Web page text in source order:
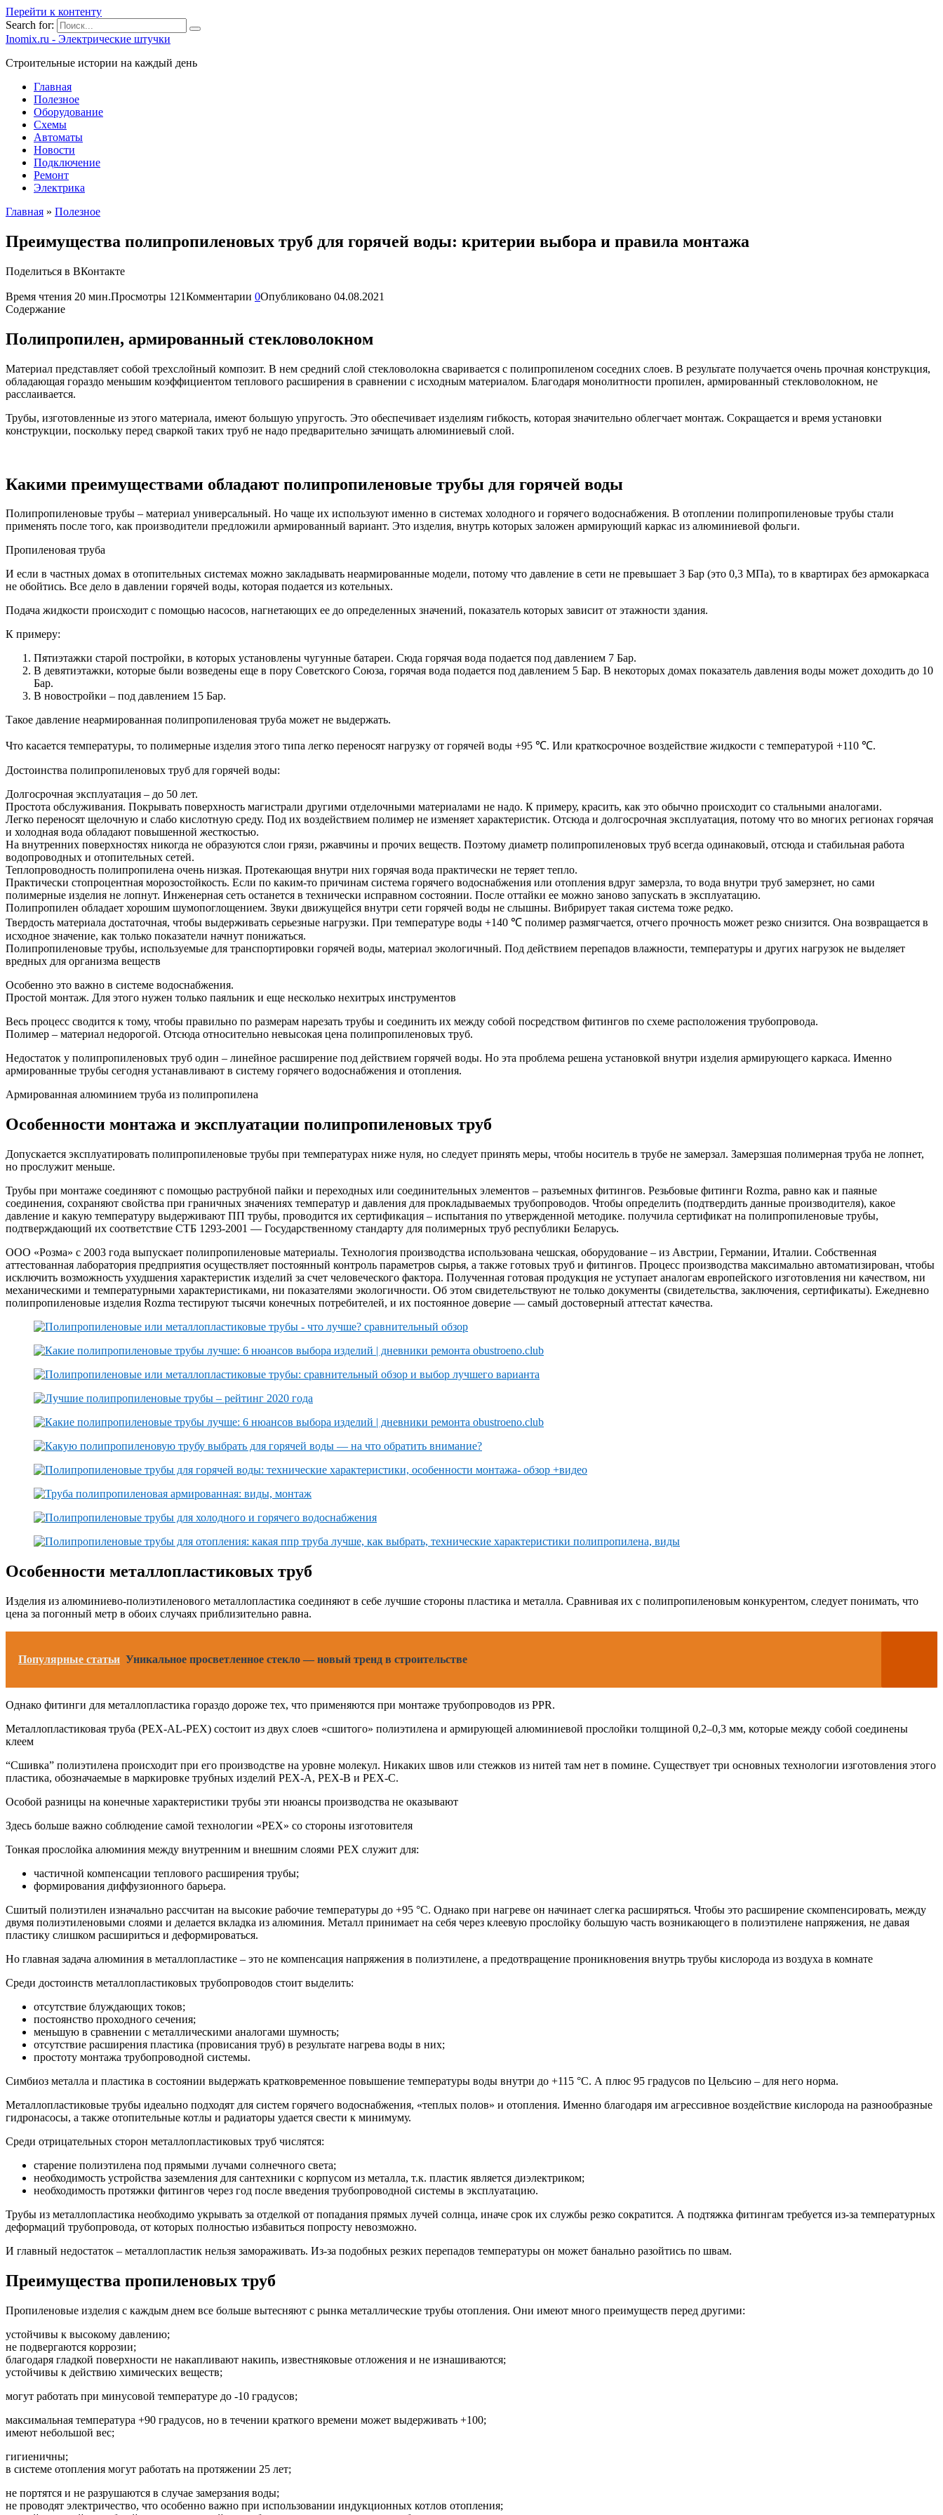
Перейти к контенту
Search for:
Inomix.ru - Электрические штучки
Cтроительные истории на каждый день
Главная
Полезное
Оборудование
Схемы
Автоматы
Новости
Подключение
Ремонт
Электрика
Главная » Полезное
Преимущества полипропиленовых труб для горячей воды: критерии выбора и правила монтажа
Поделиться в ВКонтакте
Время чтения 20 мин.Просмотры 121Комментарии 0Опубликовано 04.08.2021
Содержание
Полипропилен, армированный стекловолокном
Материал представляет собой трехслойный композит. В нем средний слой стекловолокна сваривается с полипропиленом соседних слоев. В результате получается очень прочная конструкция,
обладающая гораздо меньшим коэффициентом теплового расширения в сравнении с исходным материалом. Благодаря монолитности пропилен, армированный стекловолокном, не
расслаивается.
Трубы, изготовленные из этого материала, имеют большую упругость. Это обеспечивает изделиям гибкость, которая значительно облегчает монтаж. Сокращается и время установки
конструкции, поскольку перед сваркой таких труб не надо предварительно зачищать алюминиевый слой.
Какими преимуществами обладают полипропиленовые трубы для горячей воды
Полипропиленовые трубы – материал универсальный. Но чаще их используют именно в системах холодного и горячего водоснабжения. В отоплении полипропиленовые трубы стали
применять после того, как производители предложили армированный вариант. Это изделия, внутрь которых заложен армирующий каркас из алюминиевой фольги.
Пропиленовая труба
И если в частных домах в отопительных системах можно закладывать неармированные модели, потому что давление в сети не превышает 3 Бар (это 0,3 МПа), то в квартирах без армокаркаса
не обойтись. Все дело в давлении горячей воды, которая подается из котельных.
Подача жидкости происходит с помощью насосов, нагнетающих ее до определенных значений, показатель которых зависит от этажности здания.
К примеру:
Пятиэтажки старой постройки, в которых установлены чугунные батареи. Сюда горячая вода подается под давлением 7 Бар.
В девятиэтажки, которые были возведены еще в пору Советского Союза, горячая вода подается под давлением 5 Бар. В некоторых домах показатель давления воды может доходить до 10
Бар.
В новостройки – под давлением 15 Бар.
Такое давление неармированная полипропиленовая труба может не выдержать.
Что касается температуры, то полимерные изделия этого типа легко переносят нагрузку от горячей воды +95 ℃. Или краткосрочное воздействие жидкости с температурой +110 ℃.
Достоинства полипропиленовых труб для горячей воды:
Долгосрочная эксплуатация – до 50 лет.
Простота обслуживания. Покрывать поверхность магистрали другими отделочными материалами не надо. К примеру, красить, как это обычно происходит со стальными аналогами.
Легко переносят щелочную и слабо кислотную среду. Под их воздействием полимер не изменяет характеристик. Отсюда и долгосрочная эксплуатация, потому что во многих регионах горячая
и холодная вода обладают повышенной жесткостью.
На внутренних поверхностях никогда не образуются слои грязи, ржавчины и прочих веществ. Поэтому диаметр полипропиленовых труб всегда одинаковый, отсюда и стабильная работа
водопроводных и отопительных сетей.
Теплопроводность полипропилена очень низкая. Протекающая внутри них горячая вода практически не теряет тепло.
Практически стопроцентная морозостойкость. Если по каким-то причинам система горячего водоснабжения или отопления вдруг замерзла, то вода внутри труб замерзнет, но сами
полимерные изделия не лопнут. Инженерная сеть останется в технически исправном состоянии. После оттайки ее можно заново запускать в эксплуатацию.
Полипропилен обладает хорошим шумопоглощением. Звуки движущейся внутри сети горячей воды не слышны. Вибрирует такая система тоже редко.
Твердость материала достаточная, чтобы выдерживать серьезные нагрузки. При температуре воды +140 ℃ полимер размягчается, отчего прочность может резко снизится. Она возвращается в
исходное значение, как только показатели начнут понижаться.
Полипропиленовые трубы, используемые для транспортировки горячей воды, материал экологичный. Под действием перепадов влажности, температуры и других нагрузок не выделяет
вредных для организма веществ
Особенно это важно в системе водоснабжения.
Простой монтаж. Для этого нужен только паяльник и еще несколько нехитрых инструментов
Весь процесс сводится к тому, чтобы правильно по размерам нарезать трубы и соединить их между собой посредством фитингов по схеме расположения трубопровода.
Полимер – материал недорогой. Отсюда относительно невысокая цена полипропиленовых труб.
Недостаток у полипропиленовых труб один – линейное расширение под действием горячей воды. Но эта проблема решена установкой внутри изделия армирующего каркаса. Именно
армированные трубы сегодня устанавливают в систему горячего водоснабжения и отопления.
Армированная алюминием труба из полипропилена
Особенности монтажа и эксплуатации полипропиленовых труб
Допускается эксплуатировать полипропиленовые трубы при температурах ниже нуля, но следует принять меры, чтобы носитель в трубе не замерзал. Замерзшая полимерная труба не лопнет,
но прослужит меньше.
Трубы при монтаже соединяют с помощью раструбной пайки и переходных или соединительных элементов – разъемных фитингов. Резьбовые фитинги Rozma, равно как и паяные
соединения, сохраняют свойства при граничных значениях температур и давления для прокладываемых трубопроводов. Чтобы определить (подтвердить данные производителя), какое
давление и какую температуру выдерживают ПП трубы, проводится их сертификация – испытания по утвержденной методике. получила сертификат на полипропиленовые трубы,
подтверждающий их соответствие СТБ 1293-2001 — Государственному стандарту для полимерных труб республики Беларусь.
ООО «Розма» с 2003 года выпускает полипропиленовые материалы. Технология производства использована чешская, оборудование – из Австрии, Германии, Италии. Собственная
аттестованная лаборатория предприятия осуществляет постоянный контроль параметров сырья, а также готовых труб и фитингов. Процесс производства максимально автоматизирован, чтобы
исключить возможность ухудшения характеристик изделий за счет человеческого фактора. Полученная готовая продукция не уступает аналогам европейского изготовления ни качеством, ни
механическими и температурными характеристиками, ни показателями экологичности. Об этом свидетельствуют не только документы (свидетельства, заключения, сертификаты). Ежедневно
полипропиленовые изделия Rozma тестируют тысячи конечных потребителей, и их постоянное доверие — самый достоверный аттестат качества.
Особенности металлопластиковых труб
Изделия из алюминиево-полиэтиленового металлопластика соединяют в себе лучшие стороны пластика и металла. Сравнивая их с полипропиленовым конкурентом, следует понимать, что
цена за погонный метр в обоих случаях приблизительно равна.
Популярные статьи Уникальное просветленное стекло — новый тренд в строительстве
Однако фитинги для металлопластика гораздо дороже тех, что применяются при монтаже трубопроводов из PPR.
Металлопластиковая труба (PEX-AL-PEX) состоит из двух слоев «сшитого» полиэтилена и армирующей алюминиевой прослойки толщиной 0,2–0,3 мм, которые между собой соединены
клеем
“Сшивка” полиэтилена происходит при его производстве на уровне молекул. Никаких швов или стежков из нитей там нет в помине. Существует три основных технологии изготовления этого
пластика, обозначаемые в маркировке трубных изделий PEX-A, PEX-B и PEX-C.
Особой разницы на конечные характеристики трубы эти нюансы производства не оказывают
Здесь больше важно соблюдение самой технологии «PEX» со стороны изготовителя
Тонкая прослойка алюминия между внутренним и внешним слоями PEX служит для:
частичной компенсации теплового расширения трубы;
формирования диффузионного барьера.
Сшитый полиэтилен изначально рассчитан на высокие рабочие температуры до +95 °С. Однако при нагреве он начинает слегка расширяться. Чтобы это расширение скомпенсировать, между
двумя полиэтиленовыми слоями и делается вкладка из алюминия. Металл принимает на себя через клеевую прослойку большую часть возникающего в полиэтилене напряжения, не давая
пластику слишком расшириться и деформироваться.
Но главная задача алюминия в металлопластике – это не компенсация напряжения в полиэтилене, а предотвращение проникновения внутрь трубы кислорода из воздуха в комнате
Среди достоинств металлопластиковых трубопроводов стоит выделить:
отсутствие блуждающих токов;
постоянство проходного сечения;
меньшую в сравнении с металлическими аналогами шумность;
отсутствие расширения пластика (провисания труб) в результате нагрева воды в них;
простоту монтажа трубопроводной системы.
Симбиоз металла и пластика в состоянии выдержать кратковременное повышение температуры воды внутри до +115 °С. А плюс 95 градусов по Цельсию – для него норма.
Металлопластиковые трубы идеально подходят для систем горячего водоснабжения, «теплых полов» и отопления. Именно благодаря им агрессивное воздействие кислорода на разнообразные
гидронасосы, а также отопительные котлы и радиаторы удается свести к минимуму.
Среди отрицательных сторон металлопластиковых труб числятся:
старение полиэтилена под прямыми лучами солнечного света;
необходимость устройства заземления для сантехники с корпусом из металла, т.к. пластик является диэлектриком;
необходимость протяжки фитингов через год после введения трубопроводной системы в эксплуатацию.
Трубы из металлопластика необходимо укрывать за отделкой от попадания прямых лучей солнца, иначе срок их службы резко сократится. А подтяжка фитингам требуется из-за температурных
деформаций трубопровода, от которых полностью избавиться попросту невозможно.
И главный недостаток – металлопластик нельзя замораживать. Из-за подобных резких перепадов температуры он может банально разойтись по швам.
Преимущества пропиленовых труб
Пропиленовые изделия с каждым днем все больше вытесняют с рынка металлические трубы отопления. Они имеют много преимуществ перед другими:
устойчивы к высокому давлению;
не подвергаются коррозии;
благодаря гладкой поверхности не накапливают накипь, известняковые отложения и не изнашиваются;
устойчивы к действию химических веществ;
могут работать при минусовой температуре до -10 градусов;
максимальная температура +90 градусов, но в течении краткого времени может выдерживать +100;
имеют небольшой вес;
гигиеничны;
в системе отопления могут работать на протяжении 25 лет;
не портятся и не разрушаются в случае замерзания воды;
не проводят электричество, что особенно важно при использовании индукционных котлов отопления;